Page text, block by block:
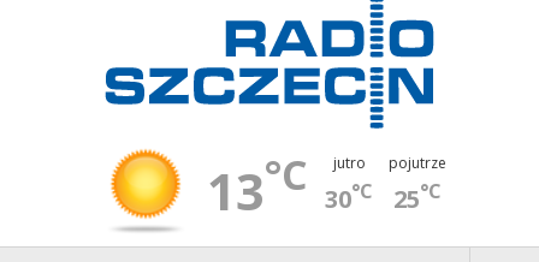
13°C jutro
30°C
pojutrze
25°C